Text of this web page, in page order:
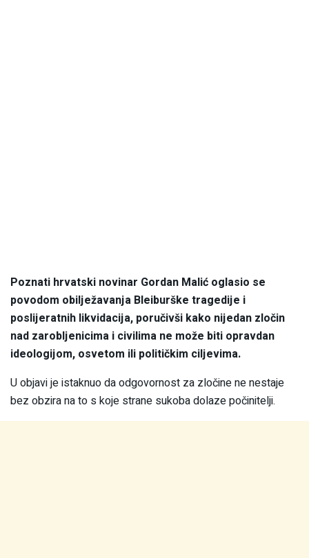
Poznati hrvatski novinar Gordan Malić oglasio se
povodom obilježavanja Bleiburške tragedije i
poslijeratnih likvidacija, poručivši kako nijedan zločin
nad zarobljenicima i civilima ne može biti opravdan
ideologijom, osvetom ili političkim ciljevima.
U objavi je istaknuo da odgovornost za zločine ne nestaje
bez obzira na to s koje strane sukoba dolaze počinitelji.